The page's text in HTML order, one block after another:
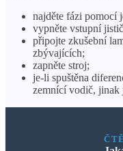
najděte fázi pomocí
vypněte vstupní
připojte zkušební
zbývajících;
zapněte stroj;
je-li spuštěna
zemnící vodič,